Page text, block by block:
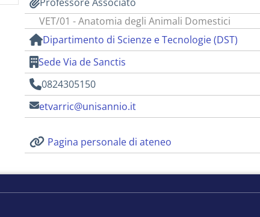
VET/01 - Anatomia degli Animali Domestici
Dipartimento di Scienze e Tecnologie (DST)
Sede Via de Sanctis
0824305150
etvarric@unisannio.it
Pagina personale di ateneo